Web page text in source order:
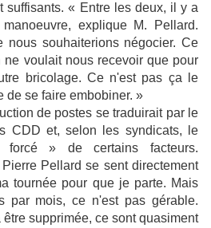
suffisants. « Entre les deux, il y a
explique M. Pellard.
nous souhaiterions négocier. Ce
ne voulait nous recevoir que pour
bricolage. Ce n'est pas ça le
de se faire embobiner. »
de postes se traduirait par le
CDD et, selon les syndicats, le
» de certains facteurs.
Pellard se sent directement
tournée pour que je parte. Mais
par mois, ce n'est pas gérable.
supprimée, ce sont quasiment